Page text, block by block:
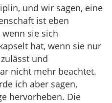
und wir sagen, eine
ist eben
sie sich
hat, wenn sie nur
und
nicht mehr beachtet.
ich aber sagen,
hervorheben. Die